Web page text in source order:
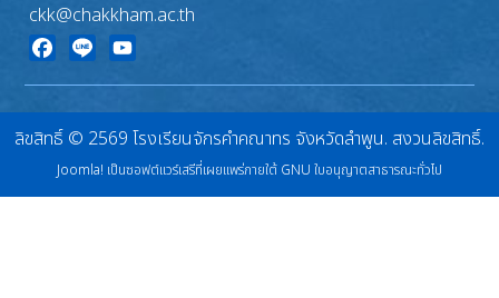
ckk@chakkham.ac.th
ลิขสิทธิ์ © 2569 โรงเรียนจักรคำคณาทร จังหวัดลำพูน. สงวนลิขสิทธิ์.
Joomla! เป็นซอฟต์แวร์เสรีที่เผยแพร่ภายใต้ GNU ใบอนุญาตสาธารณะทั่วไป